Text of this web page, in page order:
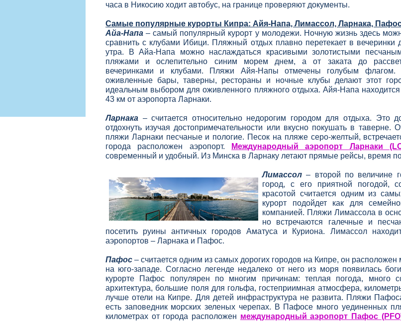
часа в Никосию ходит автобус, на границе проверяют документы.
Самые популярные курорты Кипра: Айя-Напа, Лимассол, Ларнака,
Айа-Напа – самый популярный курорт у молодежи. Ночную жизнь здесь
сравнить с клубами Ибици. Пляжный отдых плавно перетекает в вечеринки
утра. В Айа-Напа можно наслаждаться красивыми золотистыми
пляжами и ослепительно синим морем днем, а от заката до
вечеринками и клубами. Пляжи Айя-Напы отмечены голубым флагом.
оживленные бары, таверны, рестораны и ночные клубы делают этот
идеальным выбором для оживленного пляжного отдыха. Айя-Напа
43 км от аэропорта Ларнаки.
Ларнака – считается относительно недорогим городом для отдыха. Это
отдохнуть изучая достопримечательности или вкусно покушать в таверне.
пляжи Ларнаки песчаные и пологие. Песок на пляже серо-желтый,
города расположен аэропорт.
Международный аэропорт Ларнаки
современный и удобный. Из Минска в Ларнаку летают прямые рейсы, время
Лимассол – второй по величине
город, с его приятной погодой,
красотой считается одним из
курорт подойдет как для
компанией. Пляжи Лимассола в
но встречаются галечные и
посетить руины античных городов Аматуса и Куриона. Лимассол
аэропортов – Ларнака и Пафос.
Пафос – считается одним из самых дорогих городов на Кипре, он
на юго-западе. Согласно легенде недалеко от него из моря появилась
курорте Пафос популярен по многим причинам: теплая погода, много
архитектура, большие поля для гольфа, гостеприимная атмосфера,
лучше отели на Кипре. Для детей инфраструктура не развита. Пляжи
есть заповедник морских зеленых черепах. В Пафосе много уединенных
километрах от города расположен международный аэропорт Пафос